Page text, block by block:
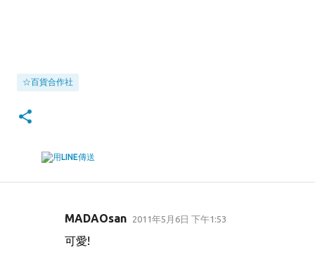
☆百貨合作社
MADAOsan 2011年5月6日 下午1:53
可愛!